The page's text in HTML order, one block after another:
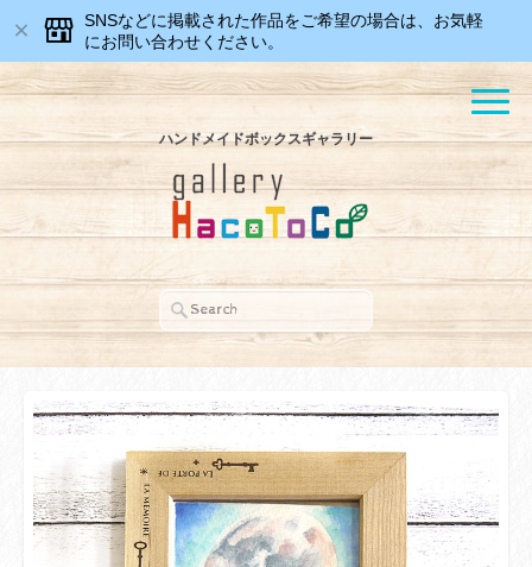
SNSなどに掲載された作品をご希望の場合は、お気軽
にお問い合わせください。
ハンドメイドボックスギャラリー